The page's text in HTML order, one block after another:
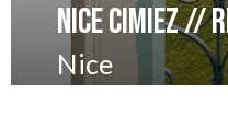
Nice Cimiez //
Nice